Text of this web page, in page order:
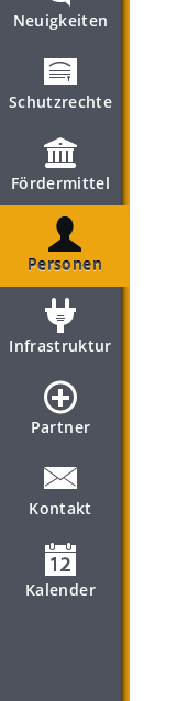
Neuigkeiten
Schutzrechte
Fördermittel
Personen
Infrastruktur
Partner
Kontakt
Kalender